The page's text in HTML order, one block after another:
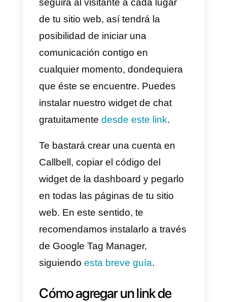
Cómo integrar WhatsApp
en un sitio web
Para lograr que los usuarios de
sitio web inicien una
conversación con tu equipo de
deberás lograr que el link